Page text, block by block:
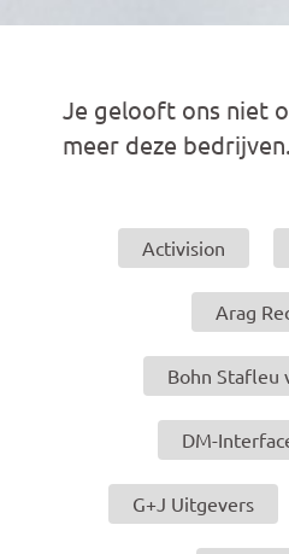
Je gelooft ons niet
meer deze bedrijven.
Activision
Arag
Bohn Stafleu
DM-
G+J Uitgevers